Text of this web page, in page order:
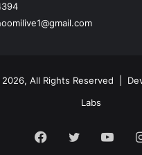
All Rights Reserved |
Labs
Facebook
Twitter